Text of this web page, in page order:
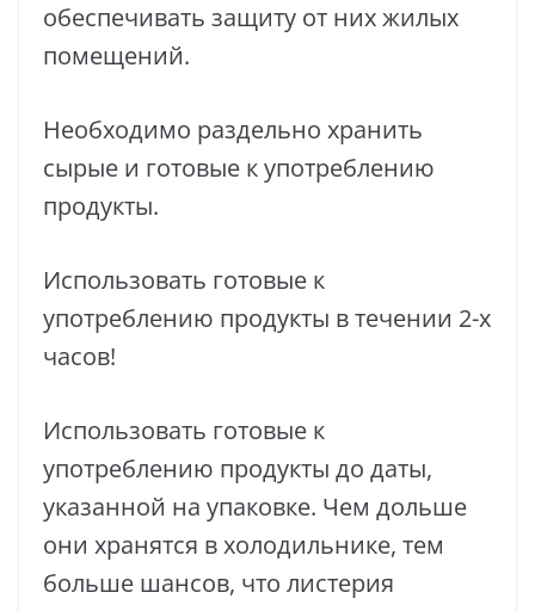
обеспечивать защиту от них жилых
помещений.
Необходимо раздельно хранить
сырые и готовые к употреблению
продукты.
Использовать готовые к
употреблению продукты в течении 2-х
часов!
Использовать готовые к
употреблению продукты до даты,
указанной на упаковке. Чем дольше
они хранятся в холодильнике, тем
больше шансов, что листерия